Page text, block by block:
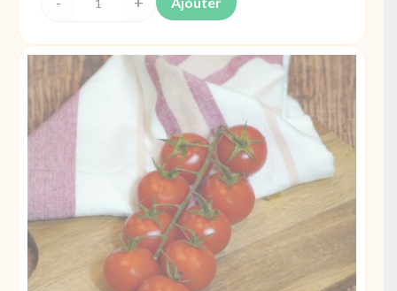
quantité
Tomate